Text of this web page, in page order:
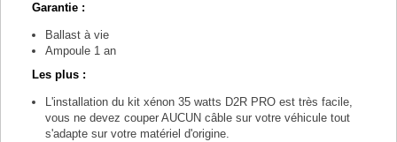
Garantie :
Ballast à vie
Ampoule 1 an
Les plus :
L'installation du kit xénon 35 watts D2R PRO est très facile,
vous ne devez couper AUCUN câble sur votre véhicule tout
s'adapte sur votre matériel d'origine.